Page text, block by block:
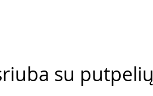
su putpelių